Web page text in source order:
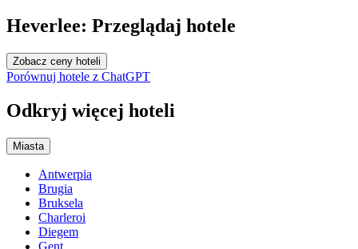
Heverlee: Przeglądaj hotele
Zobacz ceny hoteli
Porównuj hotele z ChatGPT
Odkryj więcej hoteli
Miasta
Antwerpia
Brugia
Bruksela
Charleroi
Diegem
Gent